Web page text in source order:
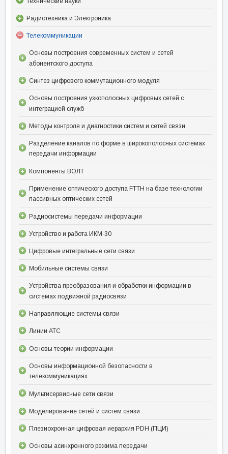
Радиотехника и Электроника
Телекоммуникации
Основы построения современных систем и сетей
абонентского доступа
Синтез цифрового коммутационного модуля
Основы построения узкополосных цифровых сетей с
интеграцией служб
Методы контроля и диагностики систем и сетей связи
Разделение каналов по форме в широкополосных системах
передачи информации
Компоненты ВОЛТ
Применение оптического доступа FTTH на базе технологии
пассивных оптических сетей
Радиосистемы передачи информации
Устройство и работа ИКМ-30
Цифровые интегральные сети связи
Мобильные системы связи
Устройства преобразования и обработки информации в
системах подвижной радиосвязи
Направляющие системы связи
Линии АТС
Основы теории информации
Основы информационной безопасности в
телекоммуникациях
Мультисервисные сети связи
Моделирование сетей и систем связи
Плезиохронная цифровая иерархия PDH (ПЦИ)
Основы асинхронного режима передачи